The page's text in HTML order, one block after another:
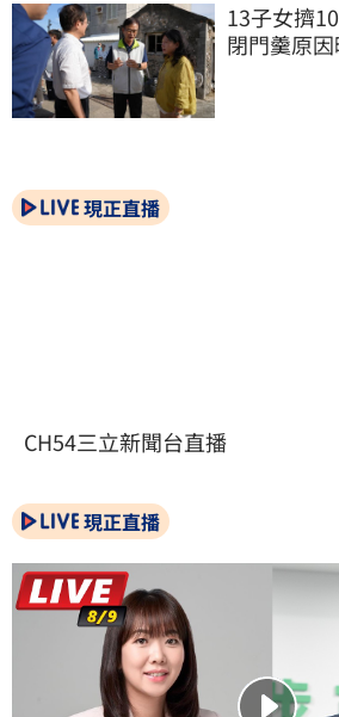
13子女擠
閉門羹原
現正直播
CH54三立新聞台直播
現正直播